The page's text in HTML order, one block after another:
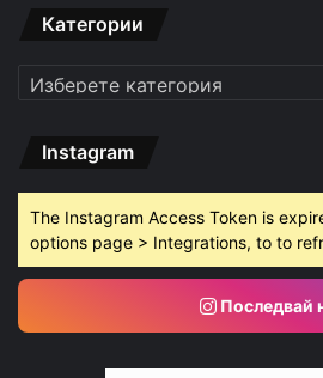
Категории
Категории
Instagram
The Instagram Access Token is
options page > Integrations, to to
Последвай